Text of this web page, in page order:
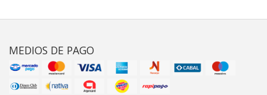
MEDIOS DE PAGO